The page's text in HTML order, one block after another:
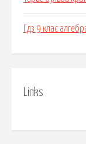
Гдз 9 клас
Links